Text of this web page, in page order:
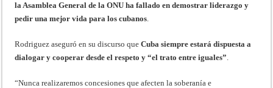
la Asamblea General de la ONU ha fallado en demostrar liderazgo y
pedir una mejor vida para los cubanos.
Rodriguez aseguró en su discurso queCuba siempre estará dispuesta a
dialogar y cooperar desde el respeto y “el trato entre iguales”.
“Nunca realizaremos concesiones que afecten la soberanía e